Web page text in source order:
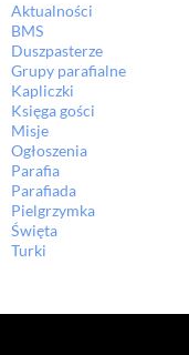
Aktualności
BMS
Duszpasterze
Grupy parafialne
Kapliczki
Księga gości
Misje
Ogłoszenia
Parafia
Parafiada
Pielgrzymka
Święta
Turki